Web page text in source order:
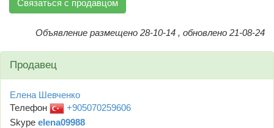
Связаться с продавцом
Объявление размещено 28-10-14 , обновлено 21-08-24
Продавец
Елена Шевченко
Телефон
+905070259606
Skype elena09988